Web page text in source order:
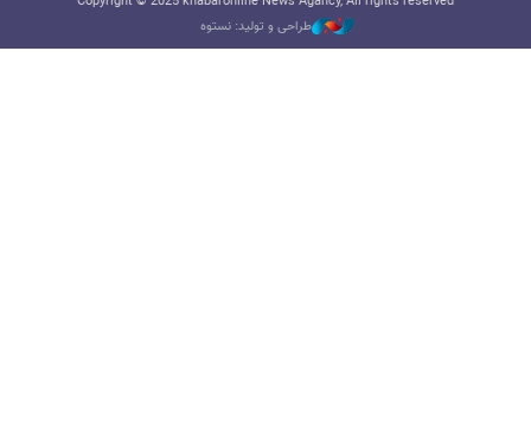
طراحی و تولید: نستوه